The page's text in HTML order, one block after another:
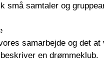
små samtaler og
samarbejde og det
en drømmeklub.